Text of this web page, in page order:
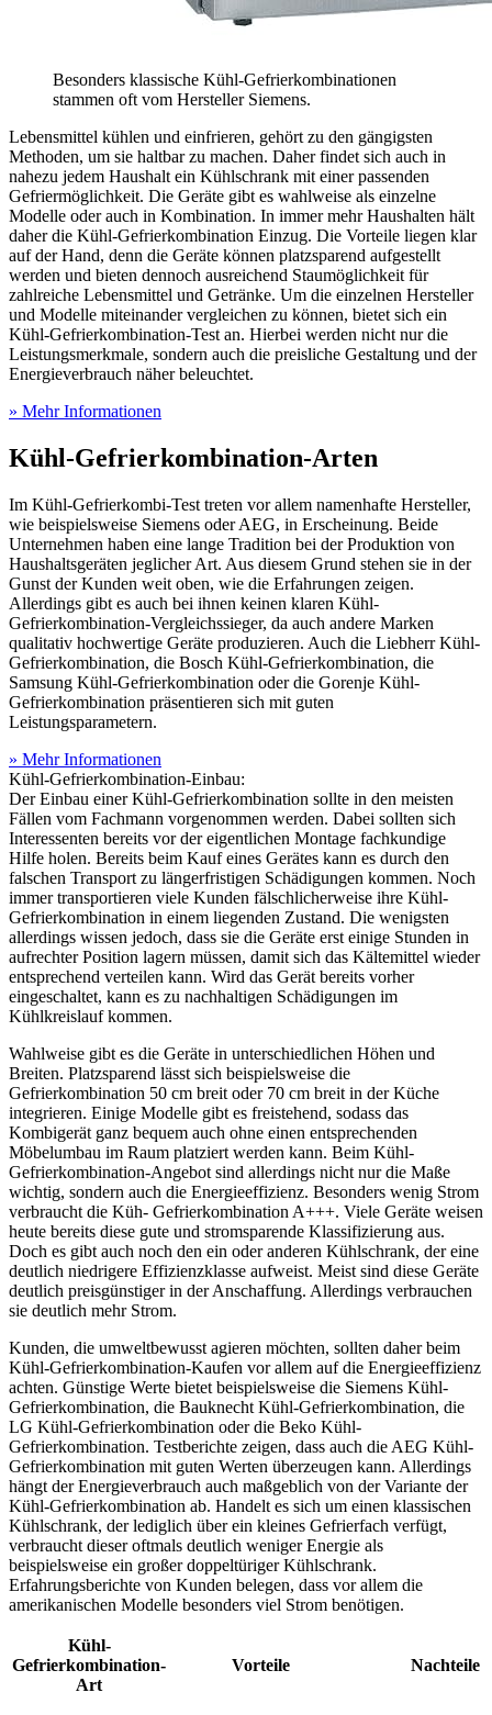
Besonders klassische Kühl-Gefrierkombinationen
stammen oft vom Hersteller Siemens.
Lebensmittel kühlen und einfrieren, gehört zu den gängigsten
Methoden, um sie haltbar zu machen. Daher findet sich auch in
nahezu jedem Haushalt ein Kühlschrank mit einer passenden
Gefriermöglichkeit. Die Geräte gibt es wahlweise als einzelne
Modelle oder auch in Kombination. In immer mehr Haushalten hält
daher die Kühl-Gefrierkombination Einzug. Die Vorteile liegen klar
auf der Hand, denn die Geräte können platzsparend aufgestellt
werden und bieten dennoch ausreichend Staumöglichkeit für
zahlreiche Lebensmittel und Getränke. Um die einzelnen Hersteller
und Modelle miteinander vergleichen zu können, bietet sich ein
Kühl-Gefrierkombination-Test an. Hierbei werden nicht nur die
Leistungsmerkmale, sondern auch die preisliche Gestaltung und der
Energieverbrauch näher beleuchtet.
» Mehr Informationen
Kühl-Gefrierkombination-Arten
Im Kühl-Gefrierkombi-Test treten vor allem namenhafte Hersteller,
wie beispielsweise Siemens oder AEG, in Erscheinung. Beide
Unternehmen haben eine lange Tradition bei der Produktion von
Haushaltsgeräten jeglicher Art. Aus diesem Grund stehen sie in der
Gunst der Kunden weit oben, wie die Erfahrungen zeigen.
Allerdings gibt es auch bei ihnen keinen klaren Kühl-
Gefrierkombination-Vergleichssieger, da auch andere Marken
qualitativ hochwertige Geräte produzieren. Auch die Liebherr Kühl-
Gefrierkombination, die Bosch Kühl-Gefrierkombination, die
Samsung Kühl-Gefrierkombination oder die Gorenje Kühl-
Gefrierkombination präsentieren sich mit guten
Leistungsparametern.
» Mehr Informationen
Kühl-Gefrierkombination-Einbau:
Der Einbau einer Kühl-Gefrierkombination sollte in den meisten
Fällen vom Fachmann vorgenommen werden. Dabei sollten sich
Interessenten bereits vor der eigentlichen Montage fachkundige
Hilfe holen. Bereits beim Kauf eines Gerätes kann es durch den
falschen Transport zu längerfristigen Schädigungen kommen. Noch
immer transportieren viele Kunden fälschlicherweise ihre Kühl-
Gefrierkombination in einem liegenden Zustand. Die wenigsten
allerdings wissen jedoch, dass sie die Geräte erst einige Stunden in
aufrechter Position lagern müssen, damit sich das Kältemittel wieder
entsprechend verteilen kann. Wird das Gerät bereits vorher
eingeschaltet, kann es zu nachhaltigen Schädigungen im
Kühlkreislauf kommen.
Wahlweise gibt es die Geräte in unterschiedlichen Höhen und
Breiten. Platzsparend lässt sich beispielsweise die
Gefrierkombination 50 cm breit oder 70 cm breit in der Küche
integrieren. Einige Modelle gibt es freistehend, sodass das
Kombigerät ganz bequem auch ohne einen entsprechenden
Möbelumbau im Raum platziert werden kann. Beim Kühl-
Gefrierkombination-Angebot sind allerdings nicht nur die Maße
wichtig, sondern auch die Energieeffizienz. Besonders wenig Strom
verbraucht die Küh- Gefrierkombination A+++. Viele Geräte weisen
heute bereits diese gute und stromsparende Klassifizierung aus.
Doch es gibt auch noch den ein oder anderen Kühlschrank, der eine
deutlich niedrigere Effizienzklasse aufweist. Meist sind diese Geräte
deutlich preisgünstiger in der Anschaffung. Allerdings verbrauchen
sie deutlich mehr Strom.
Kunden, die umweltbewusst agieren möchten, sollten daher beim
Kühl-Gefrierkombination-Kaufen vor allem auf die Energieeffizienz
achten. Günstige Werte bietet beispielsweise die Siemens Kühl-
Gefrierkombination, die Bauknecht Kühl-Gefrierkombination, die
LG Kühl-Gefrierkombination oder die Beko Kühl-
Gefrierkombination. Testberichte zeigen, dass auch die AEG Kühl-
Gefrierkombination mit guten Werten überzeugen kann. Allerdings
hängt der Energieverbrauch auch maßgeblich von der Variante der
Kühl-Gefrierkombination ab. Handelt es sich um einen klassischen
Kühlschrank, der lediglich über ein kleines Gefrierfach verfügt,
verbraucht dieser oftmals deutlich weniger Energie als
beispielsweise ein großer doppeltüriger Kühlschrank.
Erfahrungsberichte von Kunden belegen, dass vor allem die
amerikanischen Modelle besonders viel Strom benötigen.
Kühl-
Gefrierkombination-
Art
Vorteile Nachteile